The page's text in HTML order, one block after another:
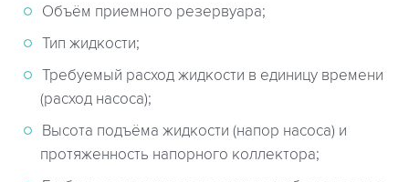
Объём приемного резервуара;
Тип жидкости;
Требуемый расход жидкости в единицу времени
(расход насоса);
Высота подъёма жидкости (напор насоса) и
протяженность напорного коллектора;